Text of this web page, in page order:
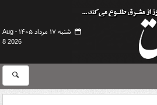
شنبه ۱۷ مرداد ۱۴۰۵ -
Aug
8 2026